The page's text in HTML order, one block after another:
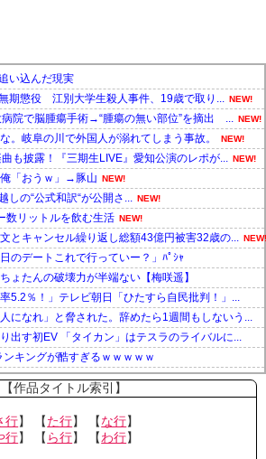
い込んだ現実
期懲役 江別大学生殺人事件、19歳で取り... NEW!
病院で脳腫瘍手術→“腫瘍の無い部位”を摘出 ... NEW!
。岐阜の川で外国人が溺れてしまう事故。 NEW!
曲も披露！『三期生LIVE』愛知公演のレポが... NEW!
「おうｗ」→豚山 NEW!
しの“公式和訳“が公開さ... NEW!
数リットルを飲む生活 NEW!
とキャンセル繰り返し総額43億円被害32歳の... NEW!
のデートこれで行っていー？」ﾊﾟｼｬ
ょたんの破壊力が半端ない【梅咲遥】
5.2％！」テレビ朝日「ひたすら自民批判！」...
になれ」と脅された。辞めたら1週間もしないう...
出す初EV 「タイカン」はテスラのライバルに...
キングが酷すぎるｗｗｗｗｗ
【作品タイトル索引】
行】 【た行】 【な行】
行】 【 ら行】 【わ行】